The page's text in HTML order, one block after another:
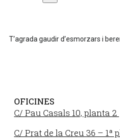
T’agrada gaudir d’esmorzars i
OFICINES
C/ Pau Casals 10, planta 2
C/ Prat de la Creu 36 – 1ª